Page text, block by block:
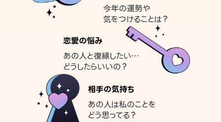
今年の運勢や
気をつけることは？
恋愛の悩み
あの人と復縁したい…
どうしたらいいの？
相手の気持ち
あの人は私のことを
どう思ってる？